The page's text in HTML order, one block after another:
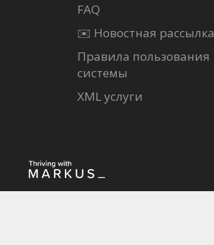
FAQ
✉️ Новостная рассылка
Правила пользования
системы
XML услуги